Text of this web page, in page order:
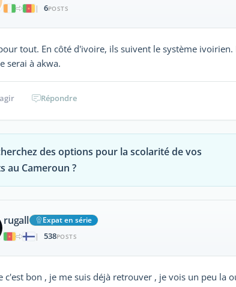
|
6POSTS
tout. En côté d'ivoire, ils suivent le système
serai à akwa.
Répondre
des options pour la scolarité de vos
au Cameroun ?
rugall
Expat en série
|
538POSTS
c'est bon , je me suis déjà retrouver , je vois un peu la